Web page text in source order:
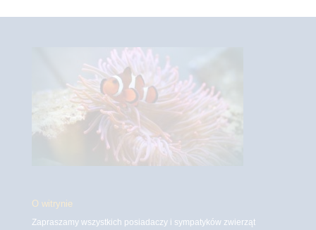
O witrynie
Zapraszamy wszystkich posiadaczy i sympatyków zwierząt